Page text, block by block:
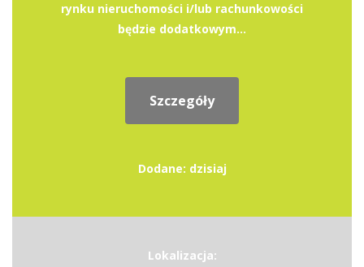
rynku nieruchomości i/lub rachunkowości
będzie dodatkowym...
Szczegóły
Dodane: dzisiaj
Lokalizacja: